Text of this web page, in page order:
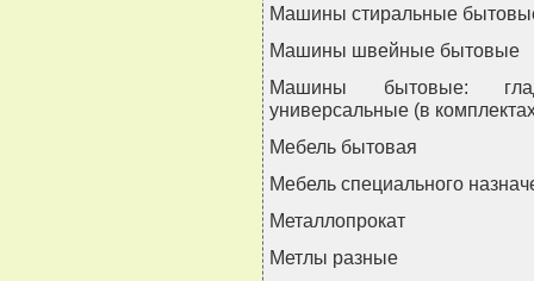
Машины стиральные
Машины швейные бытовые
Машины бытовые:
универсальные (в
Мебель бытовая
Мебель специального
Металлопрокат
Метлы разные